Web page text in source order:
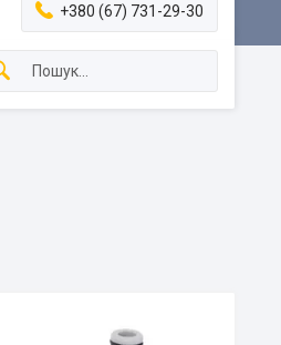
+380 (67) 731-29-30